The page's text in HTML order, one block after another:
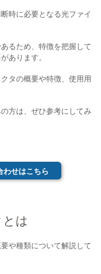
時に必要となる光ファイ
るため、特徴を把握して
あります。
タの概要や特徴、使用用
方は、ぜひ参考にしてみ
わせはこちら
は
や種類について解説して